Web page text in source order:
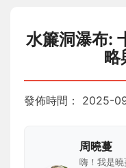
水簾洞瀑布:
略
發佈時間： 2025-
周曉蔓
嗨！我是